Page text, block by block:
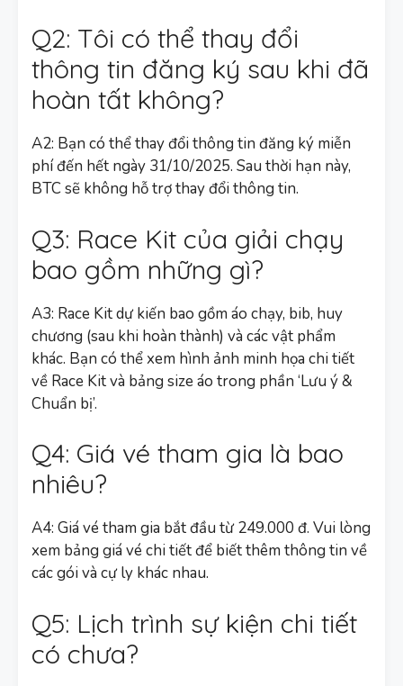
Q2: Tôi có thể thay đổi
thông tin đăng ký sau khi đã
hoàn tất không?
A2: Bạn có thể thay đổi thông tin đăng ký miễn
phí đến hết ngày 31/10/2025. Sau thời hạn này,
BTC sẽ không hỗ trợ thay đổi thông tin.
Q3: Race Kit của giải chạy
bao gồm những gì?
A3: Race Kit dự kiến bao gồm áo chạy, bib, huy
chương (sau khi hoàn thành) và các vật phẩm
khác. Bạn có thể xem hình ảnh minh họa chi tiết
về Race Kit và bảng size áo trong phần ‘Lưu ý &
Chuẩn bị’.
Q4: Giá vé tham gia là bao
nhiêu?
A4: Giá vé tham gia bắt đầu từ 249.000 đ. Vui lòng
xem bảng giá vé chi tiết để biết thêm thông tin về
các gói và cự ly khác nhau.
Q5: Lịch trình sự kiện chi tiết
có chưa?